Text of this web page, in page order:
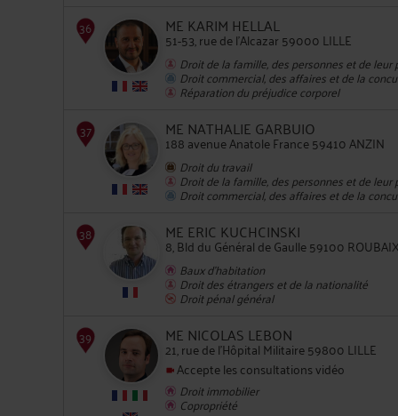
33
35
ME KARIM HELLAL
51-53, rue de l'Alcazar 59000 LILLE
Droit de la famille, des personnes et de
Droit commercial, des affaires et de la
Réparation du préjudice corporel
ME NATHALIE GARBUIO
188 avenue Anatole France 59410 ANZIN
Droit du travail
Droit de la famille, des personnes et de
Droit commercial, des affaires et de la
ME ERIC KUCHCINSKI
8, Bld du Général de Gaulle 59100 ROUBAIX
Baux d'habitation
Droit des étrangers et de la nationalité
Droit pénal général
ME NICOLAS LEBON
21, rue de l'Hôpital Militaire 59800 LILLE
Accepte les consultations vidéo
Droit immobilier
Copropriété